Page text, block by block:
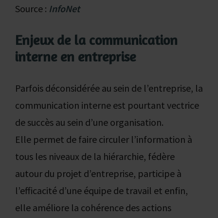
Source : InfoNet
Enjeux de la communication
interne en entreprise
Parfois déconsidérée au sein de l’entreprise, la
communication interne est pourtant vectrice
de succès au sein d’une organisation.
Elle permet de faire circuler l’information à
tous les niveaux de la hiérarchie, fédère
autour du projet d’entreprise, participe à
l’efficacité d’une équipe de travail et enfin,
elle améliore la cohérence des actions